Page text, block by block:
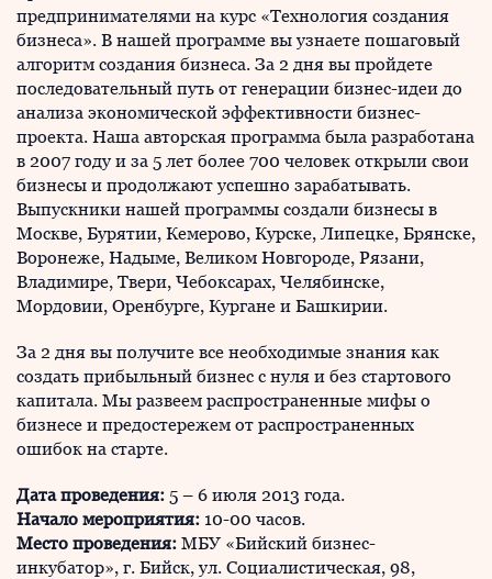
предпринимателями на курс «Технология создания
бизнеса». В нашей программе вы узнаете пошаговый
алгоритм создания бизнеса. За 2 дня вы пройдете
последовательный путь от генерации бизнес-идеи до
анализа экономической эффективности бизнес-
проекта. Наша авторская программа была разработана
в 2007 году и за 5 лет более 700 человек открыли свои
бизнесы и продолжают успешно зарабатывать.
Выпускники нашей программы создали бизнесы в
Москве, Бурятии, Кемерово, Курске, Липецке, Брянске,
Воронеже, Надыме, Великом Новгороде, Рязани,
Владимире, Твери, Чебоксарах, Челябинске,
Мордовии, Оренбурге, Кургане и Башкирии.
За 2 дня вы получите все необходимые знания как
создать прибыльный бизнес с нуля и без стартового
капитала. Мы развеем распространенные мифы о
бизнесе и предостережем от распространенных
ошибок на старте.
Дата проведения: 5 – 6 июля 2013 года.
Начало мероприятия: 10-00 часов.
Место проведения: МБУ «Бийский бизнес-
инкубатор», г. Бийск, ул. Социалистическая, 98,